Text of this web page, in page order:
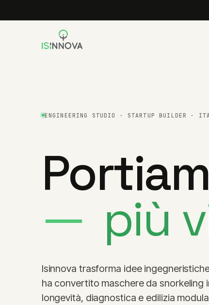
ENGINEERING STUDIO · STARTUP BUILDER ·
— più
Isinnova trasforma idee
ha convertito maschere da snorkeling
longevità, diagnostica e edilizia